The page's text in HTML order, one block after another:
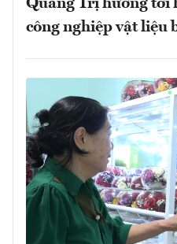
Quảng Trị hướng tới
công nghiệp vật liệu